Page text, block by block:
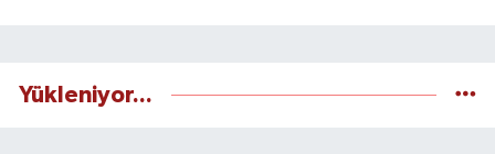
Yükleniyor...